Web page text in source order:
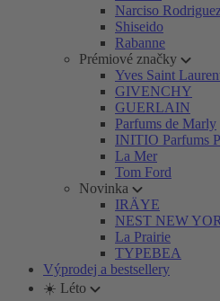
Narciso
Shiseido
Rabanne
Prémiové značky
Yves Saint
GIVENCHY
GUERLAIN
Parfums de Marly
INITIO Parfums
La Mer
Tom Ford
Novinka
IRÄYE
NEST NEW
La Prairie
TYPEBEA
Výprodej a bestsellery
☀️ Léto